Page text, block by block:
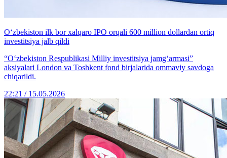
O‘zbekiston ilk bor xalqaro IPO orqali 600 million dollardan ortiq
investitsiya jalb qildi
“O‘zbekiston Respublikasi Milliy investitsiya jamg‘armasi”
aksiyalari London va Toshkent fond birjalarida ommaviy savdoga
chiqarildi.
22:21 / 15.05.2026